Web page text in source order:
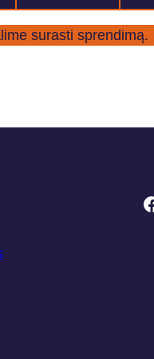
surasti sprendimą.